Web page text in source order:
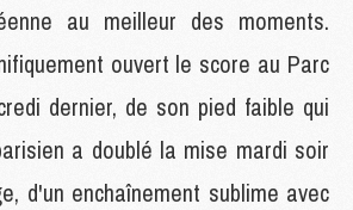
au meilleur des moments.
ouvert le score au Parc
dernier, de son pied faible qui
a doublé la mise mardi soir
d'un enchaînement sublime avec